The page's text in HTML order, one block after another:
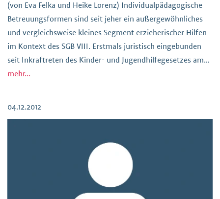
(von Eva Felka und Heike Lorenz) Individualpädagogische
Betreuungsformen sind seit jeher ein außergewöhnliches
und vergleichsweise kleines Segment erzieherischer Hilfen
im Kontext des SGB VIII. Erstmals juristisch eingebunden
seit Inkraftreten des Kinder- und Jugendhilfegesetzes am
01.01.91, sehen sie die ausdrückliche Möglichkeit vor,
mehr...
04.12.2012